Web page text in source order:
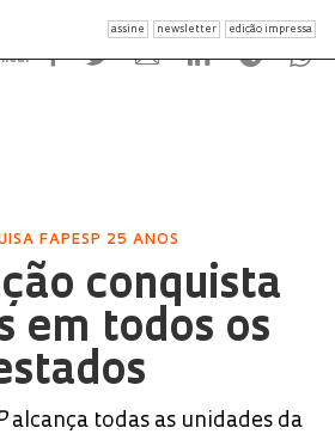
assine newsletter edição impressa
FAPESP 25 ANOS
conquista
em todos os
alcança todas as unidades da